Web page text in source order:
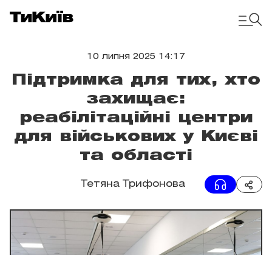
10 липня 2025 14:17
Підтримка для тих, хто
захищає:
реабілітаційні центри
для військових у Києві
та області
Тетяна Трифонова